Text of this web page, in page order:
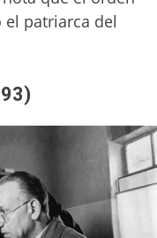
patriarca del